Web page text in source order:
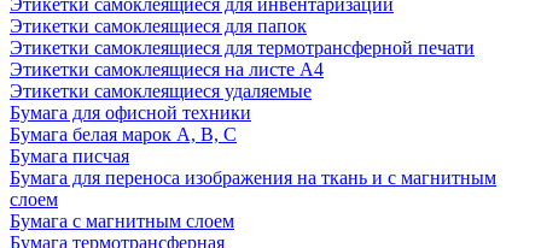
Этикетки самоклеящиеся для инвентаризации
Этикетки самоклеящиеся для папок
Этикетки самоклеящиеся для термотрансферной печати
Этикетки самоклеящиеся на листе А4
Этикетки самоклеящиеся удаляемые
Бумага для офисной техники
Бумага белая марок А, В, С
Бумага писчая
Бумага для переноса изображения на ткань и с магнитным
слоем
Бумага с магнитным слоем
Бумага термотрансферная